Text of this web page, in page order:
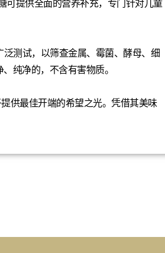
可提供全面的营养补充，专门针对儿童
测试，以筛查金属、霉菌、酵母、细
纯净的，不含有害物质。
供最佳开端的希望之光。凭借其美味